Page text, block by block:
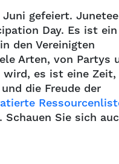
gefeiert.
Day. Es ist ein
den Vereinigten
Arten, von Partys
wird, es ist eine Zeit,
die Freude der
Schauen Sie sich